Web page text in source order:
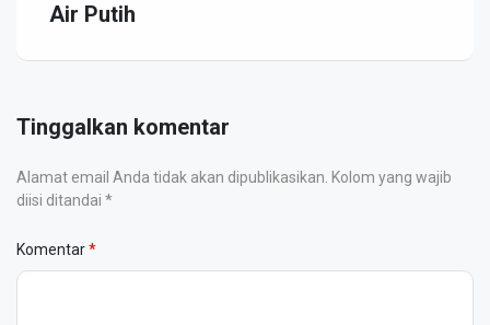
Air Putih
Tinggalkan komentar
Alamat email Anda tidak akan dipublikasikan. Kolom yang wajib
diisi ditandai *
Komentar